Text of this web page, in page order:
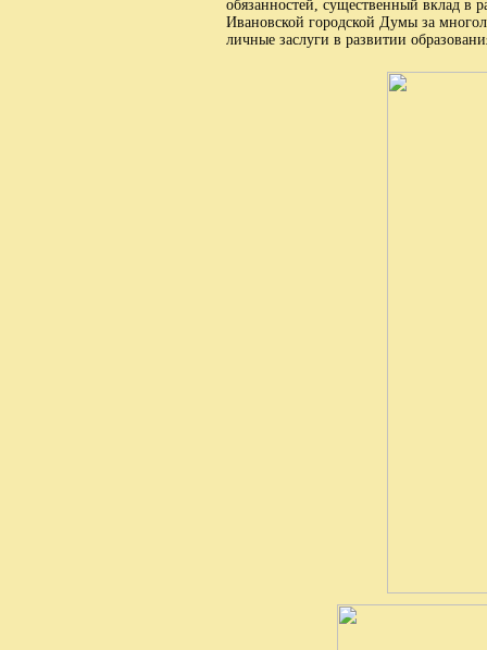
обязанностей, существенный вклад в
Ивановской городской Думы за
личные заслуги в развитии